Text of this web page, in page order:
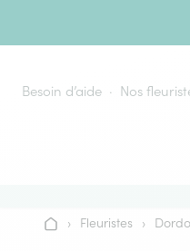
Besoin d’aide Nos
Accueil
› Fleuristes ›